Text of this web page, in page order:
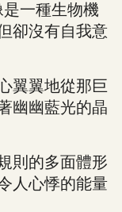
一種生物機
卻沒有自我意
翼地從那巨
幽幽藍光的晶
的多面體形
人心悸的能量